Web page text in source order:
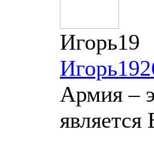
Игорь19
Игорь19
Армия –